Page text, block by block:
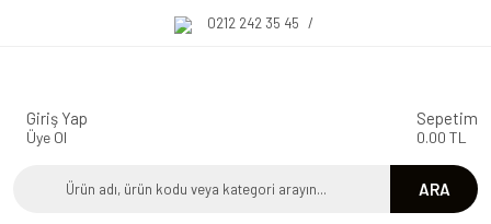
0212 242 35 45 /
ARA
Giriş Yap
Üye Ol
Sepetim
0.00 TL